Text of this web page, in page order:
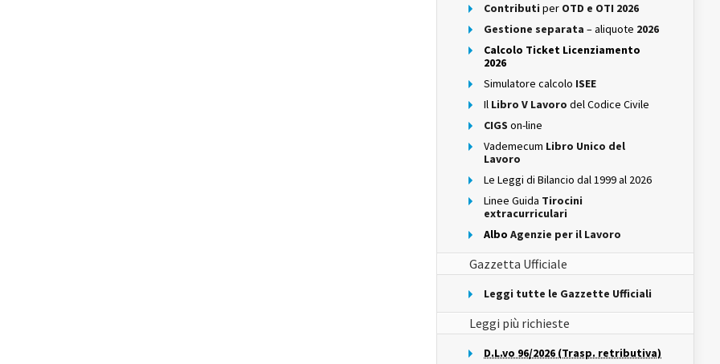
Contributi per OTD e OTI 2026
Gestione separata – aliquote 2026
Calcolo Ticket Licenziamento
2026
Simulatore calcolo ISEE
Il Libro V Lavoro del Codice Civile
CIGS on-line
Vademecum Libro Unico del
Lavoro
Le Leggi di Bilancio dal 1999 al 2026
Linee Guida Tirocini
extracurriculari
Albo Agenzie per il Lavoro
Gazzetta Ufficiale
Leggi tutte le Gazzette Ufficiali
Leggi più richieste
D.L.vo 96/2026 (Trasp. retributiva)